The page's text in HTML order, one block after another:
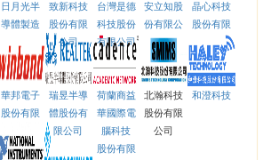
日月光半
導體製造
公司
致新科技
股份有限
公司
台灣是德
科技股份
有限公司
安立知股
份有限公
司
晶心科技
股份有限
華邦電子
股份有限
瑞昱半導
體股份有
限公司
荷蘭商益
華國際電
腦科技
股份有限
北瀚科技
股份有限
公司
和澄科技